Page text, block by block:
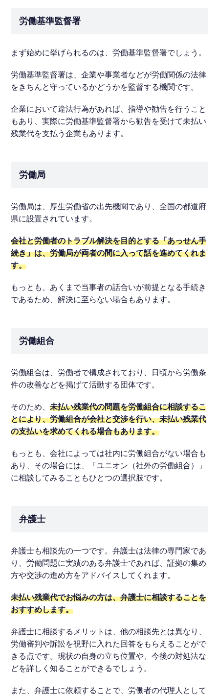
労働基準監督署
まず始めに挙げられるのは、労働基準監督署でしょう。
労働基準監督署は、企業や事業者などが労働関係の法律
をきちんと守っているかどうかを監督する機関です。
企業において違法行為があれば、指導や勧告を行うこと
もあり、実際に労働基準監督署から勧告を受けて未払い
残業代を支払う企業もあります。
労働局
労働局は、厚生労働省の出先機関であり、全国の都道府
県に設置されています。
会社と労働者のトラブル解決を目的とする「あっせん手
続き」は、労働局が両者の間に入って話を進めてくれま
す。
もっとも、あくまで当事者の話合いが前提となる手続き
であるため、解決に至らない場合もあります。
労働組合
労働組合は、労働者で構成されており、日頃から労働条
件の改善などを掲げて活動する団体です。
そのため、未払い残業代の問題を労働組合に相談するこ
とにより、労働組合が会社と交渉を行い、未払い残業代
の支払いを求めてくれる場合もあります。
もっとも、会社によっては社内に労働組合がない場合も
あり、その場合には、「ユニオン（社外の労働組合）」
に相談してみることもひとつの選択肢です。
弁護士
弁護士も相談先の一つです。弁護士は法律の専門家であ
り、労働問題に実績のある弁護士であれば、証拠の集め
方や交渉の進め方をアドバイスしてくれます。
未払い残業代でお悩みの方は、弁護士に相談することを
おすすめします。
弁護士に相談するメリットは、他の相談先とは異なり、
労働審判や訴訟を視野に入れた回答をもらえることがで
きる点です。現状の自身の立ち位置や、今後の対処法な
どを詳しく知ることができるでしょう。
また、弁護士に依頼することで、労働者の代理人として